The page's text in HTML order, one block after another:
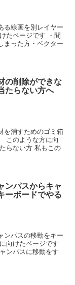
る線画を別レイヤー
たページです ・間
まった方・ベクター
の削除ができな
たらない方へ
を消すためのゴミ箱
このような方に向
らない方 私もこの
ンパスからキャ
ーボードでやる
ンパスの移動をキー
向けたページです
ンパスに移動をす